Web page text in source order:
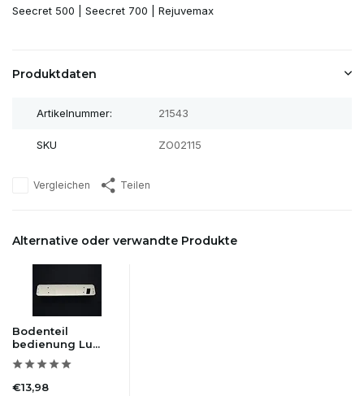
Seecret 500 | Seecret 700 | Rejuvemax
Produktdaten
Artikelnummer: 21543
SKU ZO02115
Vergleichen Teilen
Alternative oder verwandte Produkte
Bodenteil
bedienung Lu...
€13,98